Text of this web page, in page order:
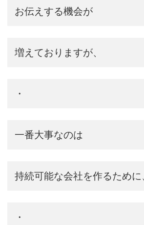
お伝えする機会が
増えておりますが、
・
一番大事なのは
持続可能な会社を作るために
・